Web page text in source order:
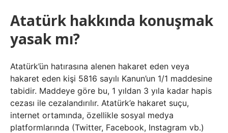
Atatürk hakkında konuşmak
yasak mı?
Atatürk’ün hatırasına alenen hakaret eden veya
hakaret eden kişi 5816 sayılı Kanun’un 1/1 maddesine
tabidir. Maddeye göre bu, 1 yıldan 3 yıla kadar hapis
cezası ile cezalandırılır. Atatürk’e hakaret suçu,
internet ortamında, özellikle sosyal medya
platformlarında (Twitter, Facebook, Instagram vb.)